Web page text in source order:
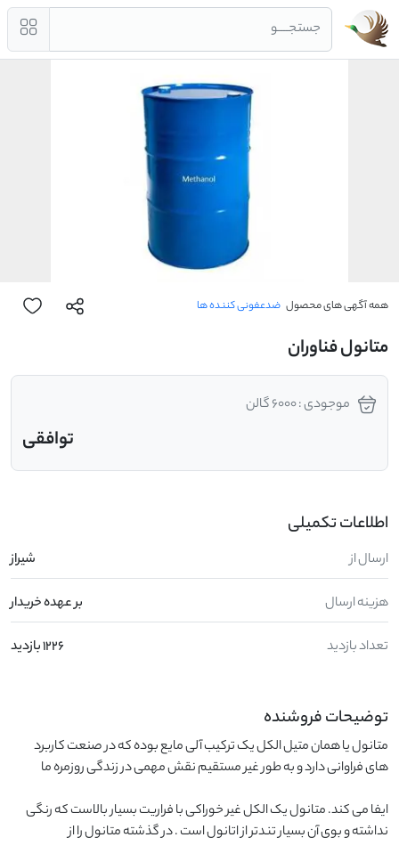
جستجــــو
همه آگهی های محصول ضدعفونی کننده ها
متانول فناوران
موجودی : 6000 گالن
توافقی
اطلاعات تکمیلی
ارسال از شیراز
هزینه ارسال بر عهده خریدار
تعداد بازدید 1226 بازدید
توضیحات فروشنده